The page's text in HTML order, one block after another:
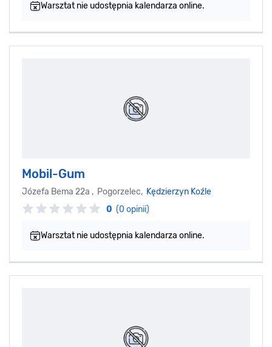
Warsztat nie udostępnia kalendarza online.
Mobil-Gum
Józefa Bema 22a , Pogorzelec, Kędzierzyn Koźle
0 (0 opinii)
Warsztat nie udostępnia kalendarza online.